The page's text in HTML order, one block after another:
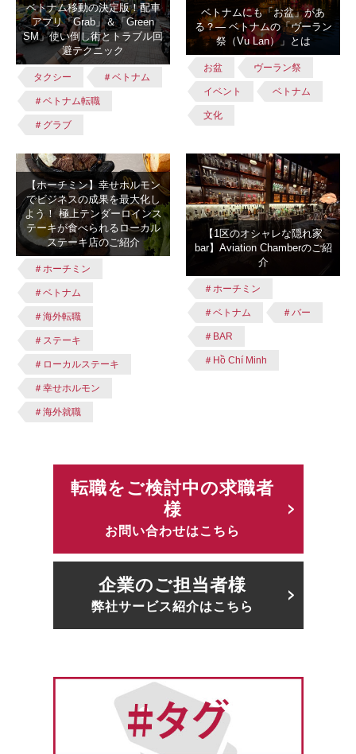
ベトナム移動の決定版！配車
アプリ「Grab」＆「Green
SM」使い倒し術とトラブル回
避テクニック
タクシー ＃ベトナム
＃ベトナム転職
＃グラブ
ベトナムにも「お盆」があ
る？― ベトナムの「ヴーラン
祭（Vu Lan）」とは
お盆 ヴーラン祭
イベント ベトナム
文化
【ホーチミン】幸せホルモン
でビジネスの成果を最大化し
よう！ 極上テンダーロインス
テーキが食べられるローカル
ステーキ店のご紹介
＃ホーチミン
＃ベトナム
＃海外転職
＃ステーキ
＃ローカルステーキ
＃幸せホルモン
＃海外就職
【1区のオシャレな隠れ家
bar】Aviation Chamberのご紹
介
＃ホーチミン
＃ベトナム ＃バー
＃BAR
＃Hồ Chí Minh
転職をご検討中の求職者
様
お問い合わせはこちら
企業のご担当者様
弊社サービス紹介はこちら